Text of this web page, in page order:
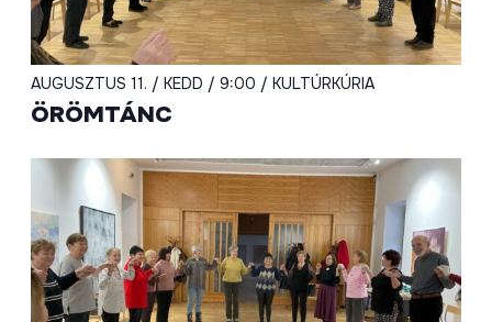
AUGUSZTUS 11. / KEDD / 9:00 / KULTÚRKÚRIA
ÖRÖMTÁNC